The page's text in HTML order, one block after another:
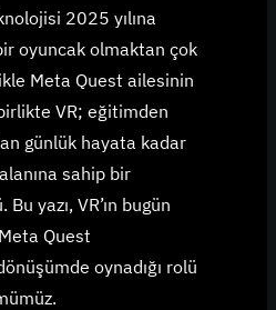
2025 yılına
oyuncak olmaktan çok
Meta Quest ailesinin
VR; eğitimden
günlük hayata kadar
sahip bir
yazı, VR’ın bugün
Quest
oynadığı rolü